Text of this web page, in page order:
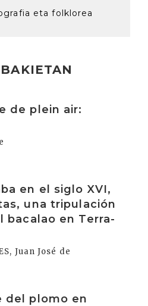
eta folklorea
de plein air:
en el siglo XVI,
una tripulación
bacalao en Terra-
Juan José de
del plomo en